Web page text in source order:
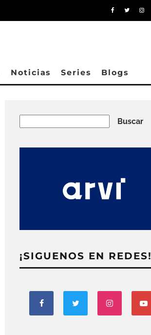
Noticias Series Blogs
Buscar
¡SIGUENOS EN REDES!